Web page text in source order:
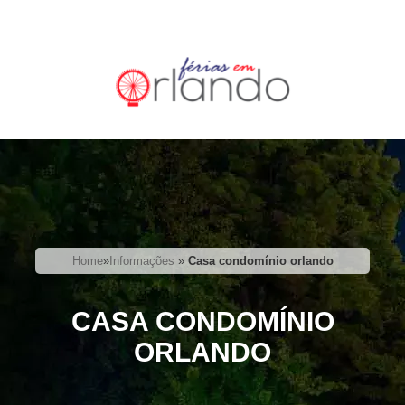
Home»Informações » Casa condomínio orlando
CASA CONDOMÍNIO
ORLANDO